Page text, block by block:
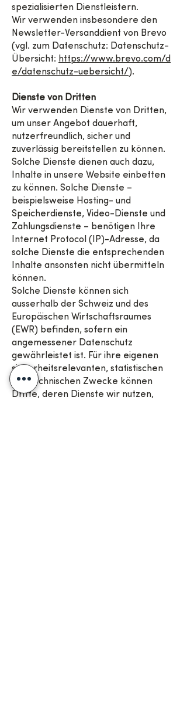
spezialisierten Dienstleistern.
Wir verwenden insbesondere den
Newsletter-Versanddient von Brevo
(vgl. zum Datenschutz: Datenschutz-
Übersicht: https://www.brevo.com/d
e/datenschutz-uebersicht/).
Dienste von Dritten
Wir verwenden Dienste von Dritten,
um unser Angebot dauerhaft,
nutzerfreundlich, sicher und
zuverlässig bereitstellen zu können.
Solche Dienste dienen auch dazu,
Inhalte in unsere Website einbetten
zu können. Solche Dienste –
beispielsweise Hosting- und
Speicherdienste, Video-Dienste und
Zahlungsdienste – benötigen Ihre
Internet Protocol (IP)-Adresse, da
solche Dienste die entsprechenden
Inhalte ansonsten nicht übermitteln
können.
Solche Dienste können sich
ausserhalb der Schweiz und des
Europäischen Wirtschaftsraumes
(EWR) befinden, sofern ein
angemessener Datenschutz
gewährleistet ist. Für ihre eigenen
sicherheitsrelevanten, statistischen
und technischen Zwecke können
Dritte, deren Dienste wir nutzen,